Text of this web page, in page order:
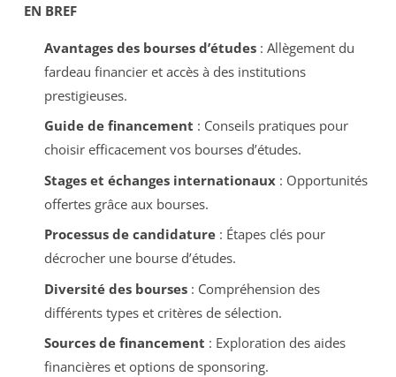
EN BREF
Avantages des bourses d’études: Allègement du
fardeau financier et accès à des institutions
prestigieuses.
Guide de financement : Conseils pratiques pour
choisir efficacement vos bourses d’études.
Stages et échanges internationaux: Opportunités
offertes grâce aux bourses.
Processus de candidature: Étapes clés pour
décrocher une bourse d’études.
Diversité des bourses: Compréhension des
différents types et critères de sélection.
Sources de financement : Exploration des aides
financières et options de sponsoring.